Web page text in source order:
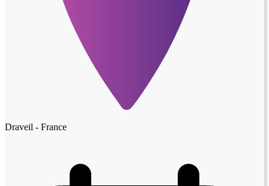
Draveil - France